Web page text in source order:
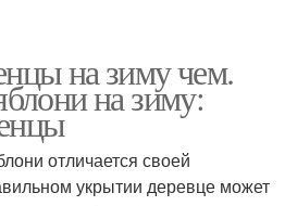
на зиму чем.
на зиму:
отличается своей
укрытии деревце может